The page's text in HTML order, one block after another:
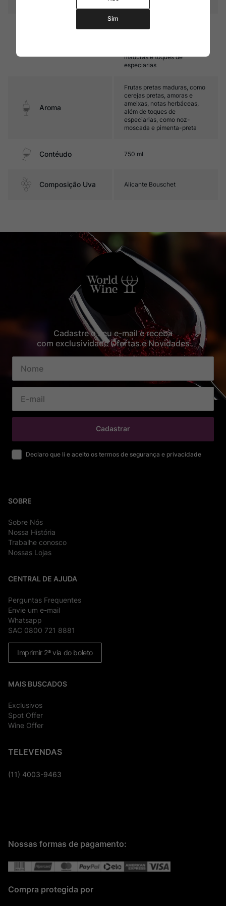
maduras e toques de
especiarias
Aroma
Frutas pretas maduras, como
cerejas pretas, amoras e
ameixas, notas herbáceas,
além de toques de
especiarias, como noz-
moscada e pimenta-preta
Contéudo 750 ml
Composição Uva Alicante Bouschet
Cadastre o seu e-mail e receba
com exclusividade Ofertas e Novidades
Cadastrar
Declaro que li e aceito os termos de segurança e privacidade
SOBRE
Sobre Nós
Nossa História
Trabalhe conosco
Nossas Lojas
CENTRAL DE AJUDA
Perguntas Frequentes
Envie um e-mail
Whatsapp
SAC 0800 721 8881
Imprimir 2ª via do boleto
MAIS BUSCADOS
Exclusivos
Spot Offer
Wine Offer
TELEVENDAS
(11) 4003-9463
Nossas formas de pagamento:
Compra protegida por
Sim